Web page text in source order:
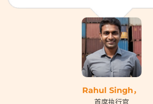
Rahul Singh，
首席执行官